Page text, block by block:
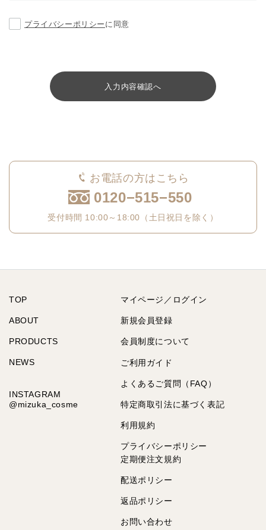
プライバシーポリシー に同意
入力内容確認へ
お電話の方はこちら
0120−515−550
受付時間 10:00～18:00（土日祝日を除く）
TOP
ABOUT
PRODUCTS
NEWS
INSTAGRAM
@mizuka_cosme
マイページ／ログイン
新規会員登録
会員制度について
ご利用ガイド
よくあるご質問（FAQ）
特定商取引法に基づく表記
利用規約
プライバシーポリシー
定期便注文規約
配送ポリシー
返品ポリシー
お問い合わせ